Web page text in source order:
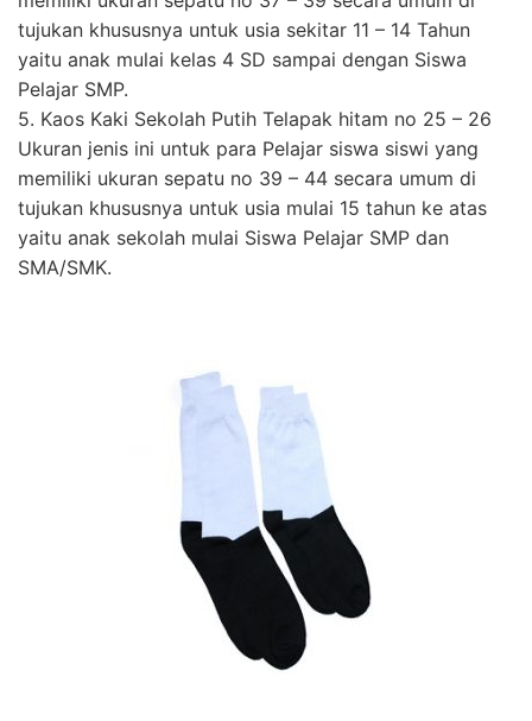
tujukan khususnya untuk usia sekitar 11 – 14 Tahun
yaitu anak mulai kelas 4 SD sampai dengan Siswa
Pelajar SMP.
5. Kaos Kaki Sekolah Putih Telapak hitam no 25 – 26
Ukuran jenis ini untuk para Pelajar siswa siswi yang
memiliki ukuran sepatu no 39 – 44 secara umum di
tujukan khususnya untuk usia mulai 15 tahun ke atas
yaitu anak sekolah mulai Siswa Pelajar SMP dan
SMA/SMK.